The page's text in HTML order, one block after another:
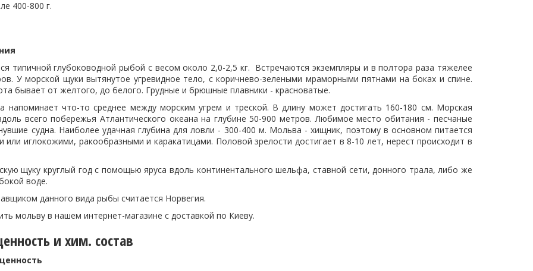
400-800 г.
типичной глубоководной рыбой с весом около 2,0-2,5 кг. Встречаются экземпляры и в полтора раза тяжелее
У морской щуки вытянутое угревидное тело, с коричнево-зелеными мраморными пятнами на боках и спине.
бывает от желтого, до белого. Грудные и брюшные плавники - красноватые.
напоминает что-то среднее между морским угрем и треской. В длину может достигать 160-180 см. Морская
всего побережья Атлантического океана на глубине 50-900 метров. Любимое место обитания - песчаные
судна. Наиболее удачная глубина для ловли - 300-400 м. Мольва - хищник, поэтому в основном питается
или иглокожими, ракообразными и каракатицами. Половой зрелости достигает в 8-10 лет, нерест происходит в
щуку круглый год с помощью яруса вдоль континентального шельфа, ставной сети, донного трала, либо же
воде.
данного вида рыбы считается Норвегия.
мольву в нашем интернет-магазине с доставкой по Киеву.
и хим. состав